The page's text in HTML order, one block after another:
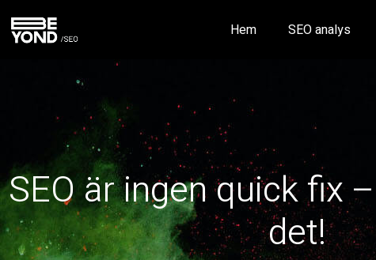
Hem SEO analys
SEO är ingen quick fix
det!